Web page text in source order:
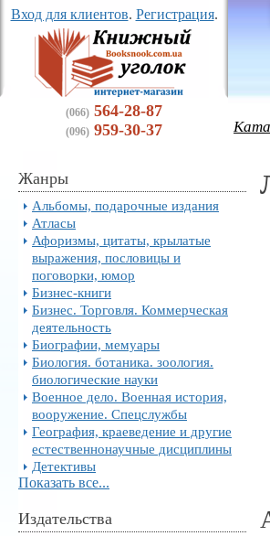
Вход для клиентов. Регистрация.
(066) 564-28-87
(096) 959-30-37
Жанры
Альбомы, подарочные издания
Атласы
Афоризмы, цитаты, крылатые
выражения, пословицы и
поговорки, юмор
Бизнес-книги
Бизнес. Торговля. Коммерческая
деятельность
Биографии, мемуары
Биология. ботаника. зоология.
биологические науки
Военное дело. Военная история,
вооружение. Спецслужбы
География, краеведение и другие
естественнонаучные дисциплины
Детективы
Показать все...
Издательства